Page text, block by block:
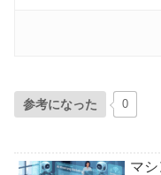
参考になった 0
マ